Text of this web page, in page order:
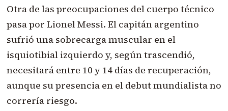
Otra de las preocupaciones del cuerpo técnico
pasa por Lionel Messi. El capitán argentino
sufrió una sobrecarga muscular en el
isquiotibial izquierdo y, según trascendió,
necesitará entre 10 y 14 días de recuperación,
aunque su presencia en el debut mundialista no
correría riesgo.